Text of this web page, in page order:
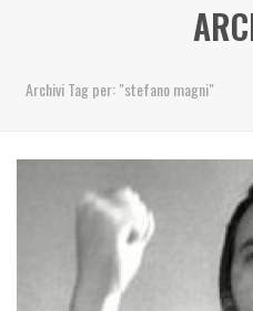
Archivi Tag per: "stefano magni"